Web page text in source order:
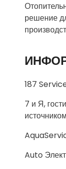
решение
187
7 и Я,
Auto